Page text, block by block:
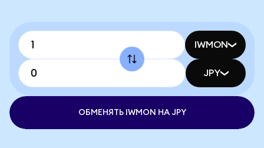
IWMON
JPY
ОБМЕНЯТЬ IWMON НА JPY